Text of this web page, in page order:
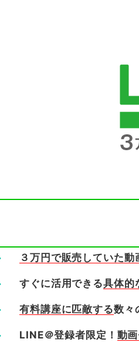
３万円で販売していた動
すぐに活用できる具体的
有料講座に匹敵する数々
LINE＠登録者限定！ 動